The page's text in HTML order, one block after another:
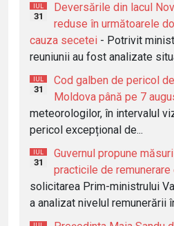
IUL
31
Deversările din lacul
reduse în următoarele
cauza secetei - Potrivit
reuniunii au fost analizate
IUL
31
Cod galben de pericol
Moldova până pe 7
meteorologilor, în intervalul
pericol excepțional de...
IUL
31
Guvernul propune
practicile de remunerare
solicitarea Prim-ministrului
a analizat nivelul remunerării